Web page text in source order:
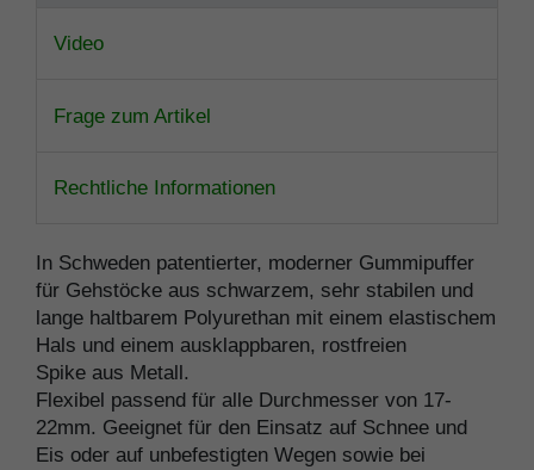
Video
Frage zum Artikel
Rechtliche Informationen
In Schweden patentierter, moderner Gummipuffer
für Gehstöcke aus schwarzem, sehr stabilen und
lange haltbarem Polyurethan mit einem elastischem
Hals und einem ausklappbaren, rostfreien
Spike aus Metall.
Flexibel passend für alle Durchmesser von 17-
22mm. Geeignet für den Einsatz auf Schnee und
Eis oder auf unbefestigten Wegen sowie bei